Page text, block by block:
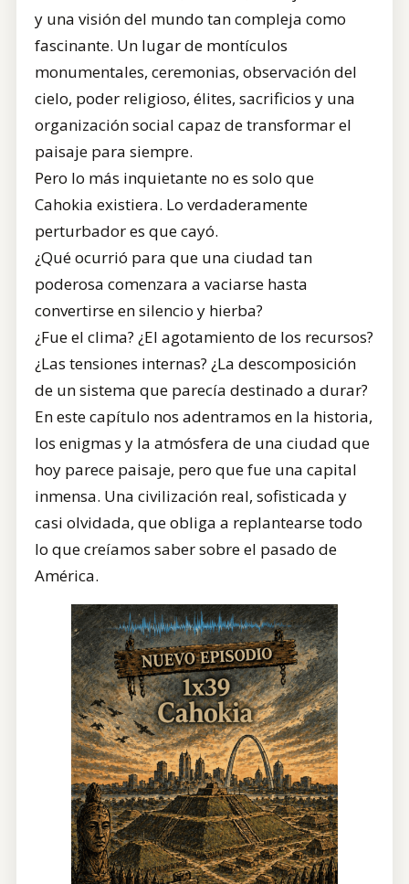
y una visión del mundo tan compleja como
fascinante. Un lugar de montículos
monumentales, ceremonias, observación del
cielo, poder religioso, élites, sacrificios y una
organización social capaz de transformar el
paisaje para siempre.
Pero lo más inquietante no es solo que
Cahokia existiera. Lo verdaderamente
perturbador es que cayó.
¿Qué ocurrió para que una ciudad tan
poderosa comenzara a vaciarse hasta
convertirse en silencio y hierba?
¿Fue el clima? ¿El agotamiento de los recursos?
¿Las tensiones internas? ¿La descomposición
de un sistema que parecía destinado a durar?
En este capítulo nos adentramos en la historia,
los enigmas y la atmósfera de una ciudad que
hoy parece paisaje, pero que fue una capital
inmensa. Una civilización real, sofisticada y
casi olvidada, que obliga a replantearse todo
lo que creíamos saber sobre el pasado de
América.